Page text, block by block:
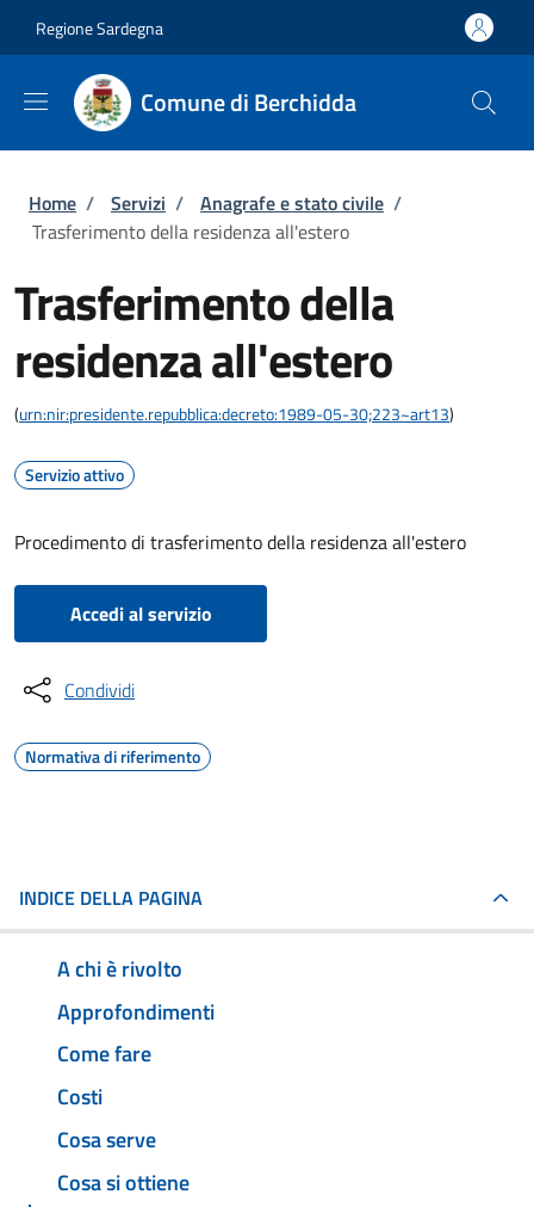
Regione Sardegna
Comune di Berchidda
Briciole di pane
Home / Servizi / Anagrafe e stato civile /
Trasferimento della residenza all'estero
Trasferimento della
residenza all'estero
(urn:nir:presidente.repubblica:decreto:1989-05-30;223~art13)
Servizio attivo
Procedimento di trasferimento della residenza all'estero
Accedi al servizio
Condividi
Normativa di riferimento
INDICE DELLA PAGINA
A chi è rivolto
Approfondimenti
Come fare
Costi
Cosa serve
Cosa si ottiene